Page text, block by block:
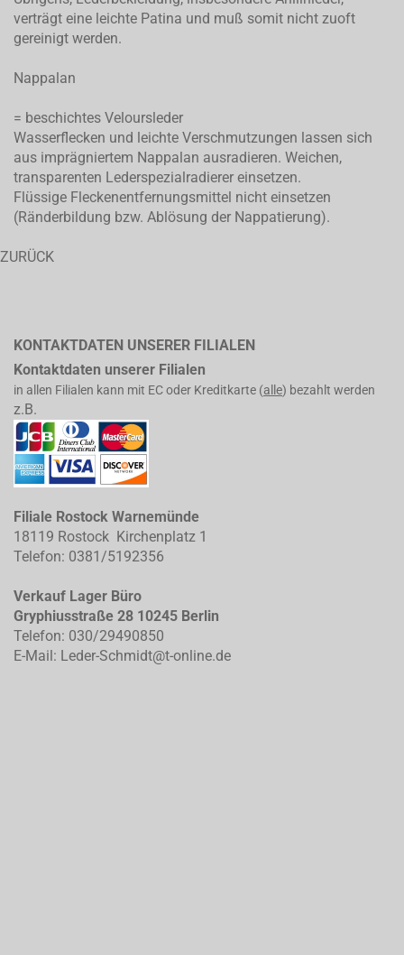
verträgt eine leichte Patina und muß somit nicht zuoft
gereinigt werden.
Nappalan
= beschichtes Veloursleder
Wasserflecken und leichte Verschmutzungen lassen sich
aus imprägniertem Nappalan ausradieren. Weichen,
transparenten Lederspezialradierer einsetzen.
Flüssige Fleckenentfernungsmittel nicht einsetzen
(Ränderbildung bzw. Ablösung der Nappatierung).
ZURÜCK
KONTAKTDATEN UNSERER FILIALEN
Kontaktdaten unserer Filialen
in allen Filialen kann mit EC oder Kreditkarte (alle) bezahlt werden
z.B.
Filiale Rostock Warnemünde
18119 Rostock Kirchenplatz 1
Telefon: 0381/5192356
Verkauf Lager Büro
Gryphiusstraße 28 10245 Berlin
Telefon: 030/29490850
E-Mail: Leder-Schmidt@t-online.de